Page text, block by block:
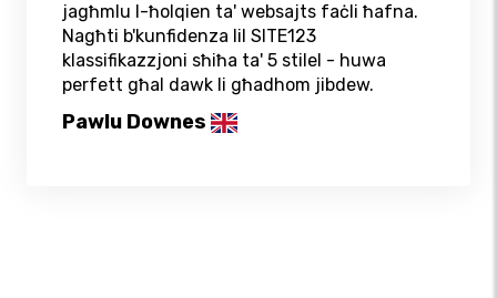
jagħmlu l-ħolqien ta' websajts faċli ħafna.
Nagħti b'kunfidenza lil SITE123
klassifikazzjoni sħiħa ta' 5 stilel - huwa
perfett għal dawk li għadhom jibdew.
Pawlu Downes